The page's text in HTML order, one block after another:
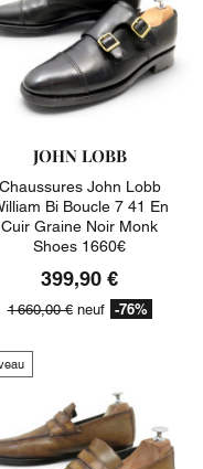
JOHN LOBB
Chaussures John Lobb
Bi Boucle 7 41 En
Cuir Graine Noir Monk
Shoes 1660€
399,90 €
1 660,00 €neuf -76%